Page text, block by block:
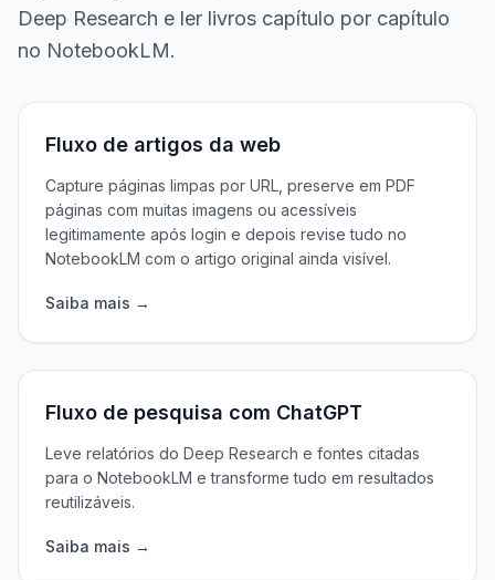
Deep Research e ler livros capítulo por capítulo
no NotebookLM.
Fluxo de artigos da web
Capture páginas limpas por URL, preserve em PDF
páginas com muitas imagens ou acessíveis
legitimamente após login e depois revise tudo no
NotebookLM com o artigo original ainda visível.
Saiba mais →
Fluxo de pesquisa com ChatGPT
Leve relatórios do Deep Research e fontes citadas
para o NotebookLM e transforme tudo em resultados
reutilizáveis.
Saiba mais →